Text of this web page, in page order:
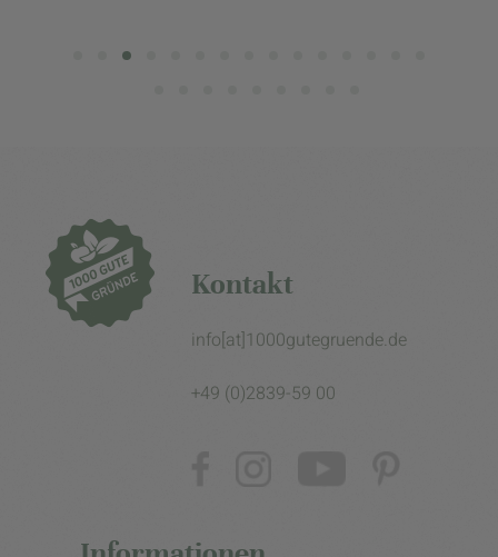
Kontakt
info[at]1000gutegruende.de
+49 (0)2839-59 00